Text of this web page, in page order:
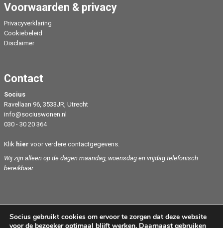
Voorwaarden & privacy
Privacyverklaring
Cookiebeleid
Disclaimer
Contact
Socius
Ravellaan 96, 3533JR, Utrecht
info@sociuswonen.nl
030 - 30 20 364
Klik hier voor verdere contactgegevens.
Wij zijn alleen op de dagen maandag, woensdag en vrijdag telefonisch
bereikbaar.
Socius gebruikt cookies om ervoor te zorgen dat deze website
voor de bezoeker optimaal blijft werken. Daarnaast gebruiken